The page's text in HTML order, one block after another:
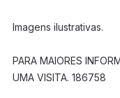
Imagens ilustrativas.
PARA MAIORES
UMA VISITA. 186758